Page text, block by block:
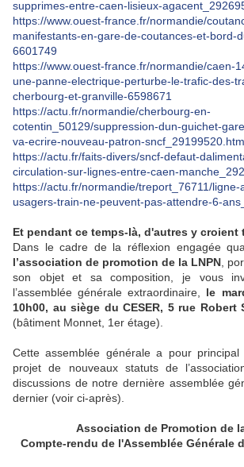
supprimes-entre-caen-lisieux-
https://www.ouest-france.fr/normandie/
manifestants-en-gare-de-coutances-et-bord-
6601749
https://www.ouest-france.fr/normandie/caen-
une-panne-electrique-perturbe-le-trafic-des-
cherbourg-et-granville-6598671
https://actu.fr/normandie/cherbourg-en-
cotentin_50129/suppression-dun-guichet-
va-ecrire-nouveau-patron-
https://actu.fr/faits-divers/sncf-defaut-
circulation-sur-lignes-entre-caen-
https://actu.fr/normandie/treport_76711/ligne-
usagers-train-ne-peuvent-pas-attendre-6-
Et pendant ce temps-là, d'autres y croient
Dans le cadre de la réflexion engagée
l’association de promotion de la LNPN ,
son objet et sa composition, je vous
l’assemblée générale extraordinaire, le
10h00, au siège du CESER, 5 rue Robert
(bâtiment Monnet, 1er étage).
Cette assemblée générale a pour principal
projet de nouveaux statuts de
discussions de notre dernière assemblée
dernier (voir ci-après).
Association de Promotion de
Compte-rendu de l'Assemblée Générale